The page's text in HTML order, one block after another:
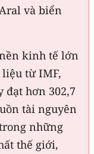
và biển
kinh tế lớn
từ IMF,
đạt hơn 302,7
tài nguyên
những
thế giới,